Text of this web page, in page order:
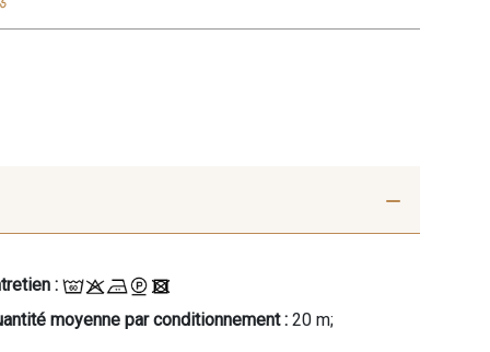
:
moyenne par conditionnement : 20 m;